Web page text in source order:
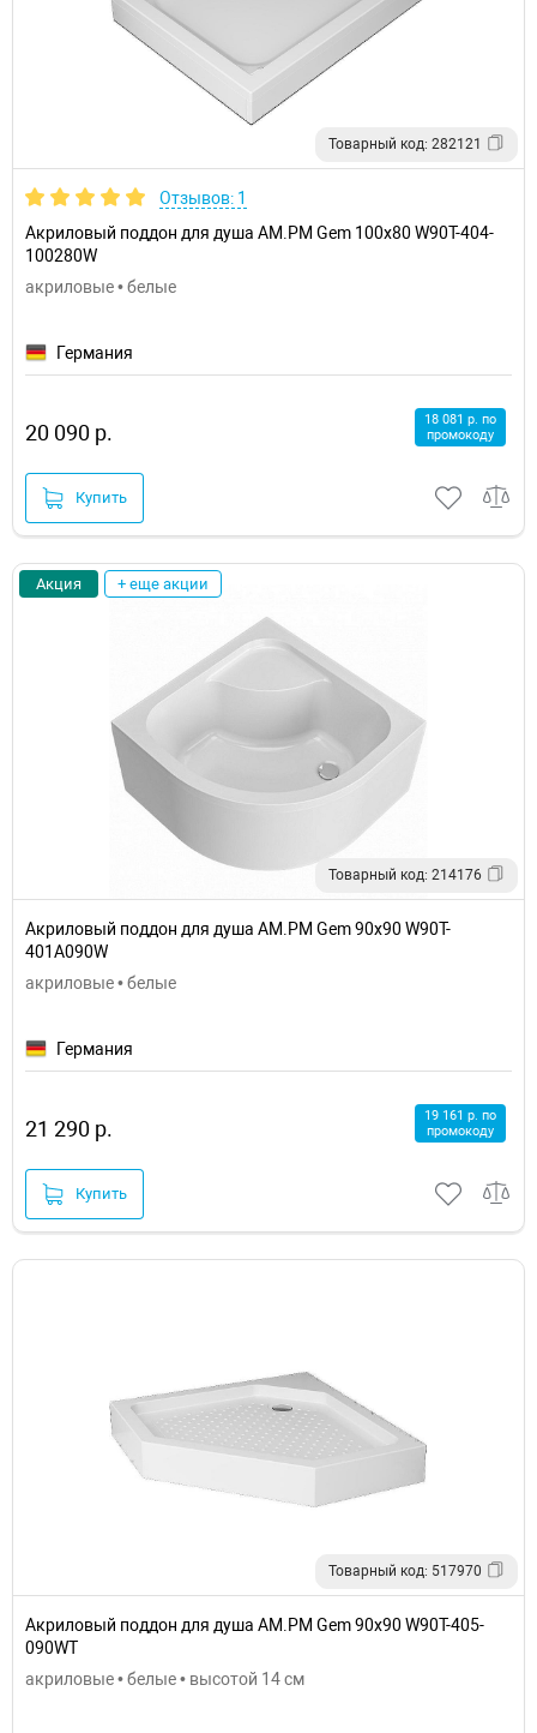
Товарный код: 282121
Отзывов: 1
Акриловый поддон для душа AM.PM Gem 100x80 W90T-404-
100280W
акриловые • белые
Германия
20 090 р.
18 081 р. по
промокоду
Купить
Акция + еще акции
Товарный код: 214176
Акриловый поддон для душа AM.PM Gem 90x90 W90T-
401A090W
акриловые • белые
Германия
21 290 р.
19 161 р. по
промокоду
Купить
Товарный код: 517970
Акриловый поддон для душа AM.PM Gem 90х90 W90T-405-
090WT
акриловые • белые • высотой 14 см